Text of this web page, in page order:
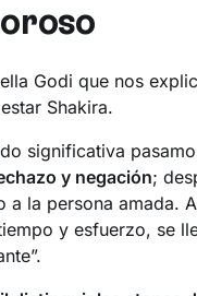
Godi que nos
Shakira.
significativa
y negación;
a la persona amada.
y esfuerzo, se